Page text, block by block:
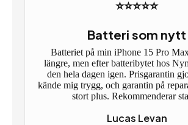
⭐⭐⭐⭐⭐
Batteri som nytt
Batteriet på min iPhone 15 Pro
längre, men efter batteribytet hos
den hela dagen igen. Prisgarantin
kände mig trygg, och garantin på
stort plus. Rekommenderar
Lucas Levan